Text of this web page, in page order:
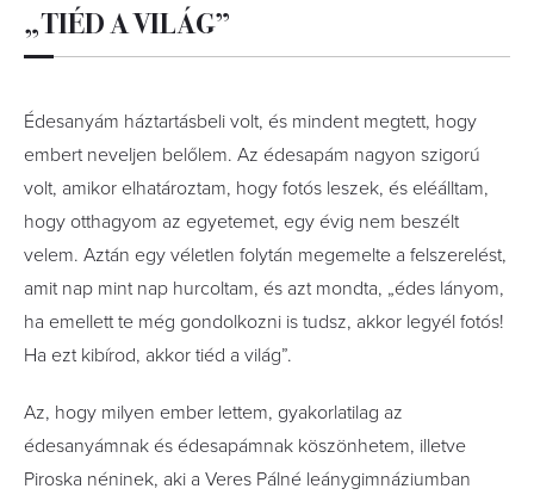
„TIÉD A VILÁG”
Édesanyám háztartásbeli volt, és mindent megtett, hogy
embert neveljen belőlem. Az édesapám nagyon szigorú
volt, amikor elhatároztam, hogy fotós leszek, és eléálltam,
hogy otthagyom az egyetemet, egy évig nem beszélt
velem. Aztán egy véletlen folytán megemelte a felszerelést,
amit nap mint nap hurcoltam, és azt mondta, „édes lányom,
ha emellett te még gondolkozni is tudsz, akkor legyél fotós!
Ha ezt kibírod, akkor tiéd a világ”.
Az, hogy milyen ember lettem, gyakorlatilag az
édesanyámnak és édesapámnak köszönhetem, illetve
Piroska néninek, aki a Veres Pálné leánygimnázium­ban